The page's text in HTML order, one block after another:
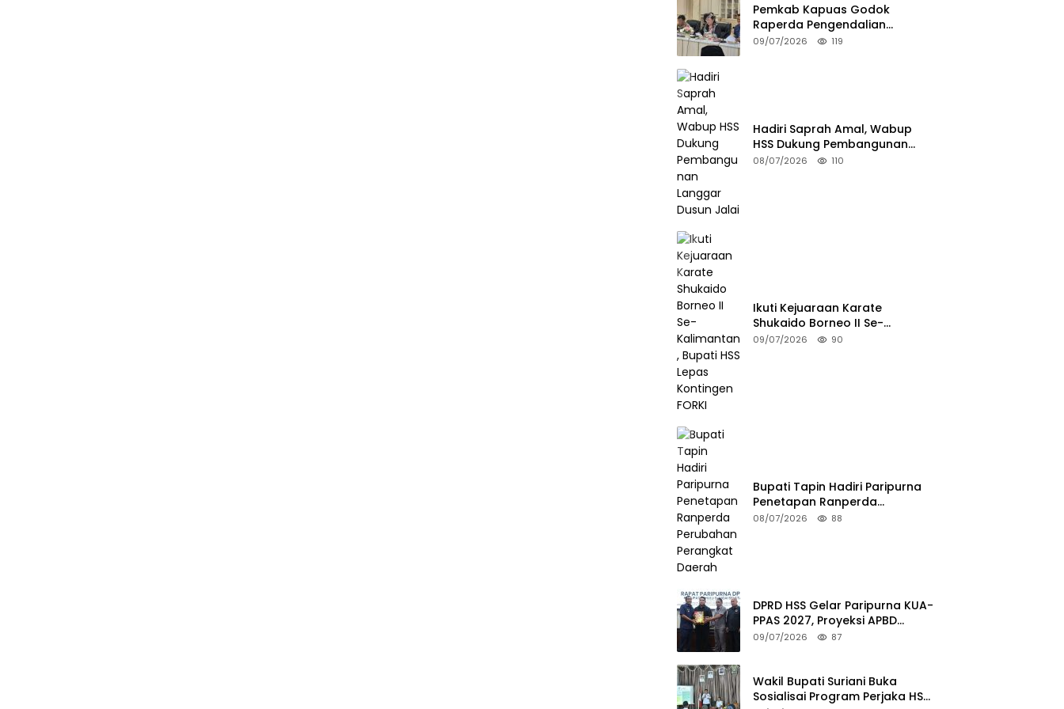
Pemkab Kapuas Godok
Raperda Pengendalian
Minuman Beralkohol Lewat FGD
09/07/2026 119
Hadiri Saprah Amal, Wabup
HSS Dukung Pembangunan
Langgar Dusun Jalai
08/07/2026 110
Ikuti Kejuaraan Karate
Shukaido Borneo II Se-
Kalimantan, Bupati HSS Lepas
09/07/2026 90
Bupati Tapin Hadiri Paripurna
Penetapan Ranperda
Perubahan Perangkat Daerah
08/07/2026 88
DPRD HSS Gelar Paripurna KUA-
PPAS 2027, Proyeksi APBD
Tembus Rp2,15 Triliun
09/07/2026 87
Wakil Bupati Suriani Buka
Sosialisai Program Perjaka HSS